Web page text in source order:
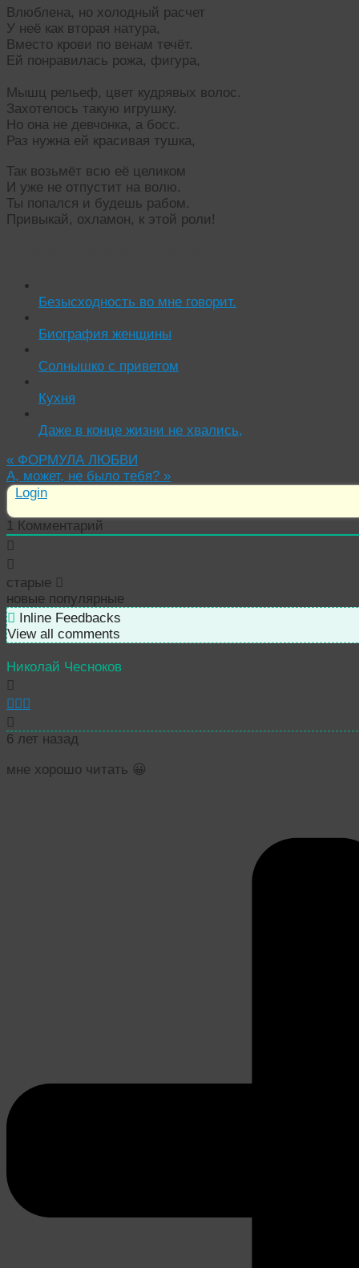
Влюблена, но холодный расчет
У неё как вторая натура,
Вместо крови по венам течёт.
Ей понравилась рожа, фигура,
Мышц рельеф, цвет кудрявых волос.
Захотелось такую игрушку.
Но она не девчонка, а босс.
Раз нужна ей красивая тушка,
Так возьмёт всю её целиком
И уже не отпустит на волю.
Ты попался и будешь рабом.
Привыкай, охламон, к этой роли!
Безысходность во мне говорит.
Биография женщины
Солнышко с приветом
Кухня
Даже в конце жизни не хвались,
« ФОРМУЛА ЛЮБВИ
А, может, не было тебя? »
Login
1 Комментарий
старые
новые популярные
Inline Feedbacks
View all comments
Николай Чесноков
6 лет назад
мне хорошо читать 😀